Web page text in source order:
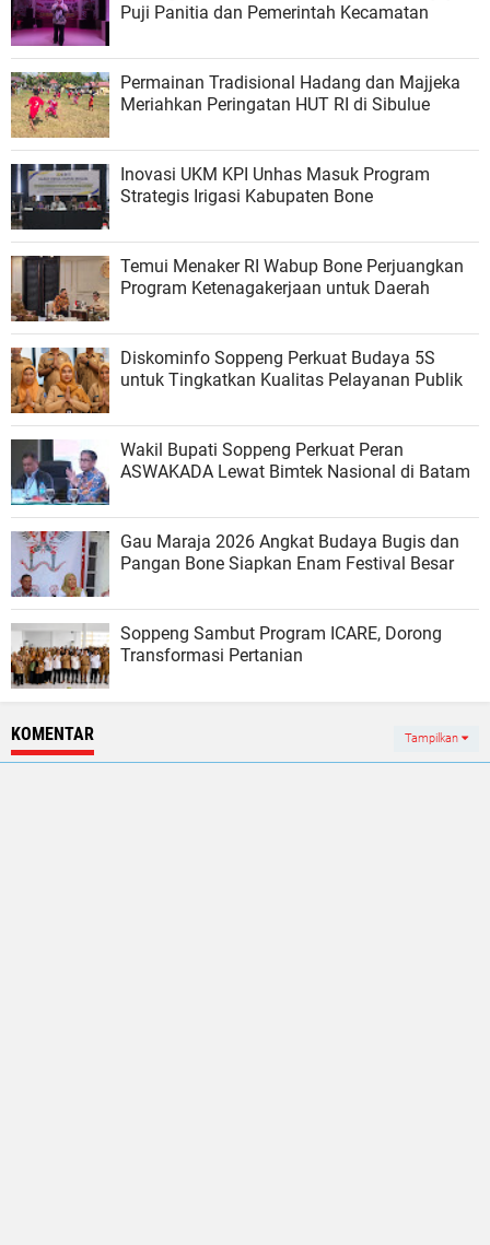
Puji Panitia dan Pemerintah Kecamatan
Permainan Tradisional Hadang dan Majjeka
Meriahkan Peringatan HUT RI di Sibulue
Inovasi UKM KPI Unhas Masuk Program
Strategis Irigasi Kabupaten Bone
Temui Menaker RI Wabup Bone Perjuangkan
Program Ketenagakerjaan untuk Daerah
Diskominfo Soppeng Perkuat Budaya 5S
untuk Tingkatkan Kualitas Pelayanan Publik
Wakil Bupati Soppeng Perkuat Peran
ASWAKADA Lewat Bimtek Nasional di Batam
Gau Maraja 2026 Angkat Budaya Bugis dan
Pangan Bone Siapkan Enam Festival Besar
Soppeng Sambut Program ICARE, Dorong
Transformasi Pertanian
KOMENTAR Tampilkan